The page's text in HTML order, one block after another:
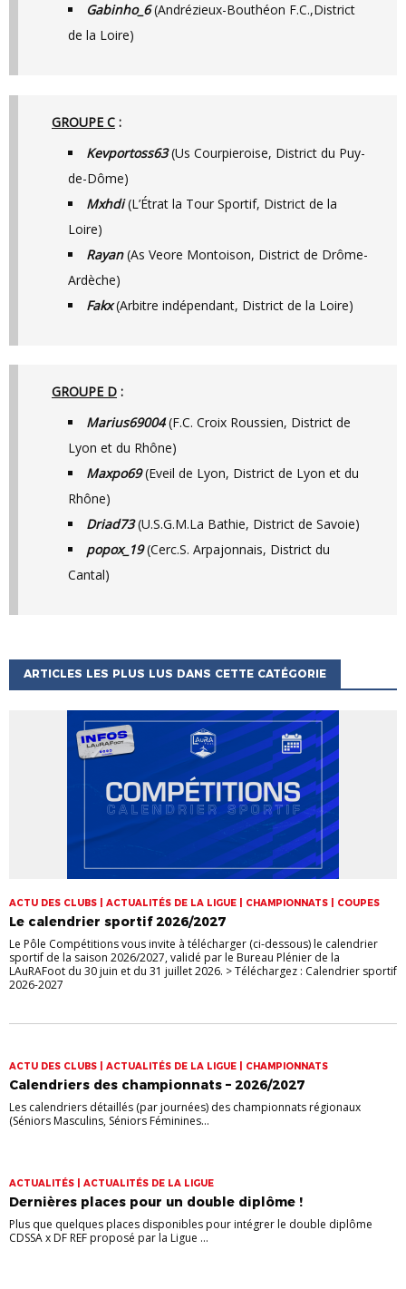
Gabinho_6(Andrézieux-Bouthéon F.C.,District
de la Loire)
GROUPE C :
Kevportoss63(Us Courpieroise, District du Puy-
de-Dôme)
Mxhdi(L’Étrat la Tour Sportif, District de la
Loire)
Rayan(As Veore Montoison, District de Drôme-
Ardèche)
Fakx(Arbitre indépendant, District de la Loire)
GROUPE D :
Marius69004(F.C. Croix Roussien, District de
Lyon et du Rhône)
Maxpo69(Eveil de Lyon, District de Lyon et du
Rhône)
Driad73(U.S.G.M.La Bathie, District de Savoie)
popox_19(Cerc.S. Arpajonnais, District du
Cantal)
ARTICLES LES PLUS LUS DANS CETTE CATÉGORIE
ACTU DES CLUBS | ACTUALITÉS DE LA LIGUE | CHAMPIONNATS | COUPES
Le calendrier sportif 2026/2027
Le Pôle Compétitions vous invite à télécharger (ci-dessous) le calendrier
sportif de la saison 2026/2027, validé par le Bureau Plénier de la
LAuRAFoot du 30 juin et du 31 juillet 2026. > Téléchargez : Calendrier sportif
2026-2027
ACTU DES CLUBS | ACTUALITÉS DE LA LIGUE | CHAMPIONNATS
Calendriers des championnats – 2026/2027
Les calendriers détaillés (par journées) des championnats régionaux
(Séniors Masculins, Séniors Féminines...
ACTUALITÉS | ACTUALITÉS DE LA LIGUE
Dernières places pour un double diplôme !
Plus que quelques places disponibles pour intégrer le double diplôme
CDSSA x DF REF proposé par la Ligue ...